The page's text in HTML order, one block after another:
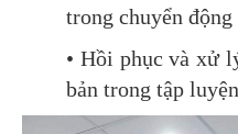
trong chuyển
• Hồi phục và xử
bản trong tập